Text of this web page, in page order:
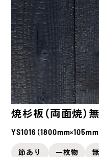
焼杉板（両面焼）
YS1016（
節あり 一枚物